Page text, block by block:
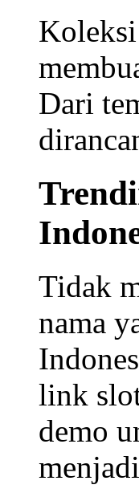
Koleksi
Dari
Tidak
nama
link
demo